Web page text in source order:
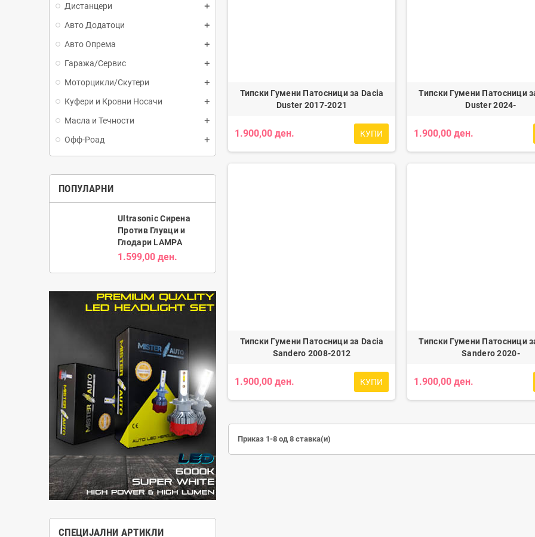
Дистанцери
Авто Додатоци
Авто Опрема
Гаража/Сервис
Моторцикли/Скутери
Куфери и Кровни Носачи
Масла и Течности
Офф-Роад
ПОПУЛАРНИ
Ultrasonic Сирена
Против Глувци и
Глодари LAMPA
1.599,00 ден.
СПЕЦИЈАЛНИ АРТИКЛИ
Типски Гумени Патосници за Dacia
Duster 2017-2021
1.900,00 ден. КУПИ
Типски Гумени Патосници
Duster 2024-
1.900,00 ден.
Типски Гумени Патосници за Dacia
Sandero 2008-2012
1.900,00 ден. КУПИ
Типски Гумени Патосници
Sandero 2020-
1.900,00 ден.
Приказ 1-8 од 8 ставка(и)